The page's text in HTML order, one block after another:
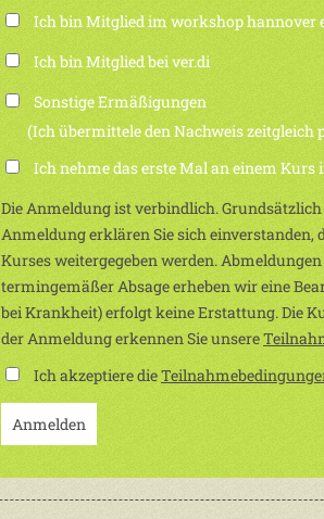
Ich bin Mitglied im workshop hannover
Ich bin Mitglied bei ver.di
Sonstige Ermäßigungen
(Ich übermittele den Nachweis zeitgleich
Ich nehme das erste Mal an einem
Die Anmeldung ist verbindlich.
Anmeldung erklären Sie sich
Kurses weitergegeben werden.
termingemäßer Absage erheben wir eine
bei Krankheit) erfolgt keine Erstattung. Die
der Anmeldung erkennen Sie unsere
Ich akzeptiere die
Anmelden